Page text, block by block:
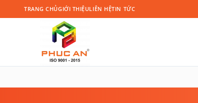
TRANG CHỦGIỚI THIỆULIÊN HỆTIN TỨC